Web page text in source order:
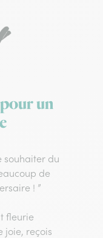
pour un
souhaiter du
de
! ”
fleurie
joie, reçois